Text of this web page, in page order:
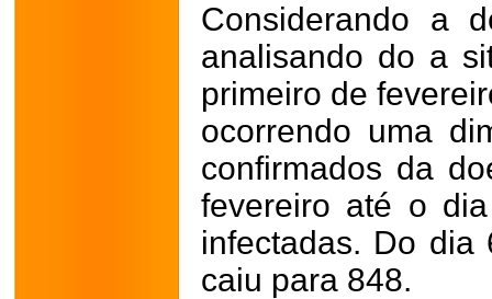
Considerando a
analisando do a
primeiro de
ocorrendo uma
confirmados da
fevereiro até o
infectadas. Do
caiu para 848.